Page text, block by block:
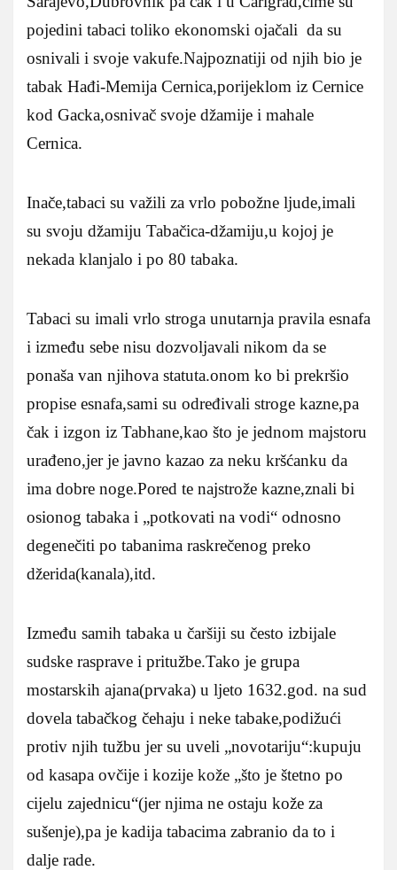
pojedini tabaci toliko ekonomski ojačali da su
osnivali i svoje vakufe.Najpoznatiji od njih bio je
tabak Hađi-Memija Cernica,porijeklom iz Cernice
kod Gacka,osnivač svoje džamije i mahale
Cernica.
Inače,tabaci su važili za vrlo pobožne ljude,imali
su svoju džamiju Tabačica-džamiju,u kojoj je
nekada klanjalo i po 80 tabaka.
Tabaci su imali vrlo stroga unutarnja pravila esnafa
i između sebe nisu dozvoljavali nikom da se
ponaša van njihova statuta.onom ko bi prekršio
propise esnafa,sami su određivali stroge kazne,pa
čak i izgon iz Tabhane,kao što je jednom majstoru
urađeno,jer je javno kazao za neku kršćanku da
ima dobre noge.Pored te najstrože kazne,znali bi
osionog tabaka i „potkovati na vodi“ odnosno
degenečiti po tabanima raskrečenog preko
džerida(kanala),itd.
Između samih tabaka u čaršiji su često izbijale
sudske rasprave i pritužbe.Tako je grupa
mostarskih ajana(prvaka) u ljeto 1632.god. na sud
dovela tabačkog čehaju i neke tabake,podižući
protiv njih tužbu jer su uveli „novotariju“:kupuju
od kasapa ovčije i kozije kože „što je štetno po
cijelu zajednicu“(jer njima ne ostaju kože za
sušenje),pa je kadija tabacima zabranio da to i
dalje rade.